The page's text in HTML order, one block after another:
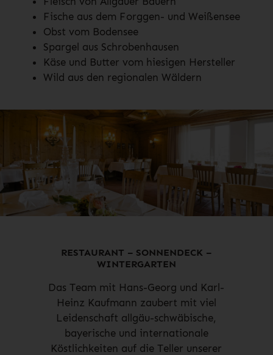
Fische aus dem Forggen- und Weißensee
Obst vom Bodensee
Spargel aus Schrobenhausen
Käse und Butter vom hiesigen Hersteller
Wild aus den regionalen Wäldern
RESTAURANT – SONNENDECK –
WINTERGARTEN
Das Team mit Hans-Georg und Karl-
Heinz Kaufmann zaubert mit viel
Leidenschaft allgäu-schwäbische,
bayerische und internationale
Köstlichkeiten auf die Teller unserer